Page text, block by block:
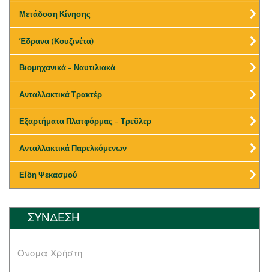
Μετάδοση Κίνησης
Έδρανα (Κουζινέτα)
Βιομηχανικά – Ναυτιλιακά
Ανταλλακτικά Τρακτέρ
Εξαρτήματα Πλατφόρμας – Τρεϋλερ
Ανταλλακτικά Παρελκόμενων
Είδη Ψεκασμού
ΣΥΝΔΕΣΗ